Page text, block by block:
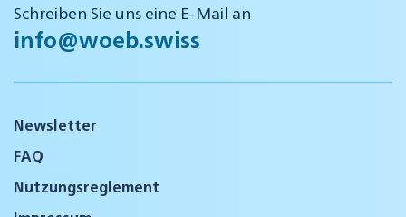
Schreiben Sie uns eine E-Mail an
info@woeb.swiss
Newsletter
FAQ
Nutzungsreglement